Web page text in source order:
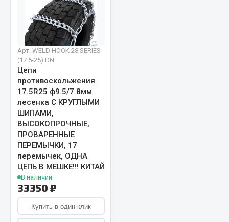
Запчасти МАЗ
Система питания
Подвеска
Тормозная система
Двери
Окно ветровое
Двигатель
Электрооборудование
Весь раздел
Запчасти Урал
Двигатель
Арт. WELD HOOK 28 SERIES
(17.5-25) DN
Цепи
противоскольжения
17.5R25 ф9.5/7.8мм
лесенка С КРУГЛЫМИ
ШИПАМИ,
ВЫСОКОПРОЧНЫЕ,
ПРОВАРЕННЫЕ
ПЕРЕМЫЧКИ, 17
перемычек, ОДНА
ЦЕПЬ В МЕШКЕ!!! КИТАЙ
В наличии
33350 ₽
Купить в один клик